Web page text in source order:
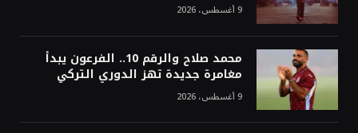
9 أغسطس، 2026
محمد صلاح والرقم 10.. الفرعون يبدأ
مغامرة جديدة تهز الدوري التركي
9 أغسطس، 2026